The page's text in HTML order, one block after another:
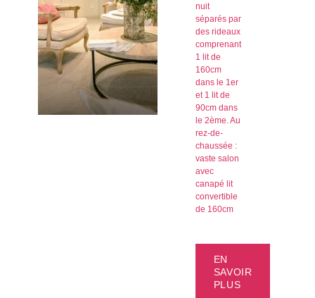
nuit
séparés par
des rideaux
comprenant
1 lit de
160cm
dans le 1er
et 1 lit de
90cm dans
le 2ème. Au
rez-de-
chaussée :
vaste salon
avec
canapé lit
convertible
de 160cm
EN
SAVOIR
PLUS